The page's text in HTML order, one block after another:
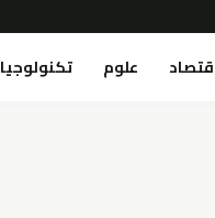
علوم تكنولوجيا